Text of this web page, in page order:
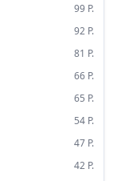
99 P.
92 P.
81 P.
66 P.
65 P.
54 P.
47 P.
42 P.